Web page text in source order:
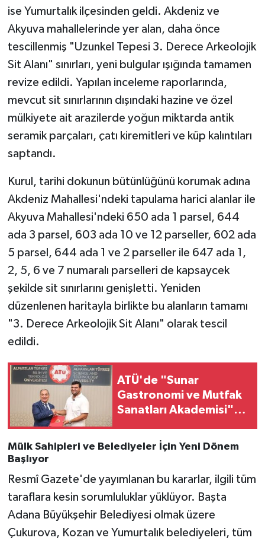
ise Yumurtalık ilçesinden geldi. Akdeniz ve
Akyuva mahallelerinde yer alan, daha önce
tescillenmiş "Uzunkel Tepesi 3. Derece Arkeolojik
Sit Alanı" sınırları, yeni bulgular ışığında tamamen
revize edildi. Yapılan inceleme raporlarında,
mevcut sit sınırlarının dışındaki hazine ve özel
mülkiyete ait arazilerde yoğun miktarda antik
seramik parçaları, çatı kiremitleri ve küp kalıntıları
saptandı.
Kurul, tarihi dokunun bütünlüğünü korumak adına
Akdeniz Mahallesi'ndeki tapulama harici alanlar ile
Akyuva Mahallesi'ndeki 650 ada 1 parsel, 644
ada 3 parsel, 603 ada 10 ve 12 parseller, 602 ada
5 parsel, 644 ada 1 ve 2 parseller ile 647 ada 1,
2, 5, 6 ve 7 numaralı parselleri de kapsaycek
şekilde sit sınırlarını genişletti. Yeniden
düzenlenen haritayla birlikte bu alanların tamamı
"3. Derece Arkeolojik Sit Alanı" olarak tescil
edildi.
ATÜ'de "Sunar
Gastronomi ve Mutfak
Sanatları Akademisi"
Mülk Sahipleri ve Belediyeler İçin Yeni Dönem
Başlıyor
Resmî Gazete'de yayımlanan bu kararlar, ilgili tüm
taraflara kesin sorumluluklar yüklüyor. Başta
Adana Büyükşehir Belediyesi olmak üzere
Çukurova, Kozan ve Yumurtalık belediyeleri, tüm